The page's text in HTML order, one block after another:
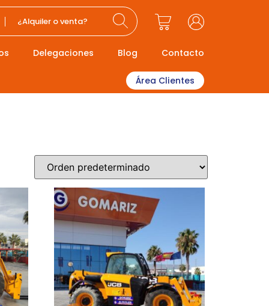
¿Alquiler o venta?
Delegaciones Blog Contacto
Área Clientes